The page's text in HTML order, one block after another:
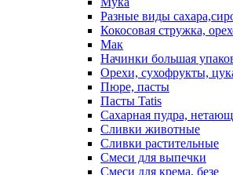
Разные виды
Кокосовая стружка,
Мак
Начинки большая
Орехи, сухофрукты,
Пюре, пасты
Пасты Tatis
Сахарная пудра,
Сливки животные
Сливки растительные
Смеси для выпечки
Смеси для крема, безе